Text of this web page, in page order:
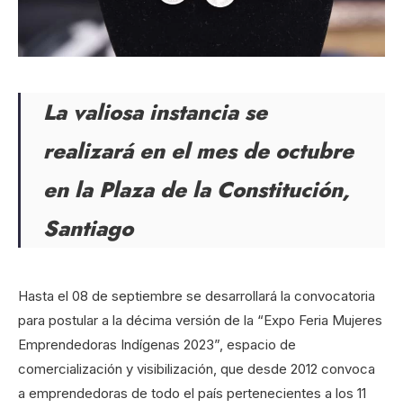
La valiosa instancia se
realizará en el mes de octubre
en la Plaza de la Constitución,
Santiago
Hasta el 08 de septiembre se desarrollará la convocatoria
para postular a la décima versión de la “Expo Feria Mujeres
Emprendedoras Indígenas 2023”, espacio de
comercialización y visibilización, que desde 2012 convoca
a emprendedoras de todo el país pertenecientes a los 11